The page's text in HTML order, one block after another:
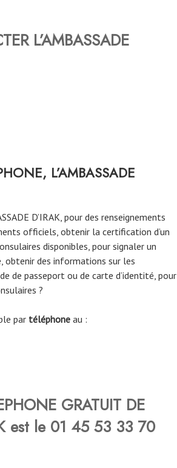
L’AMBASSADE
L’AMBASSADE
D’IRAK, pour des renseignements
officiels, obtenir la certification d’un
disponibles, pour signaler un
obtenir des informations sur les
de passeport ou de carte d’identité, pour
?
par téléphone au :
GRATUIT DE
est le 01 45 53 33 70